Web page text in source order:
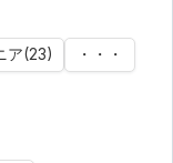
ア(23)
・・・